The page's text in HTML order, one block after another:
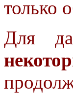
только
Для